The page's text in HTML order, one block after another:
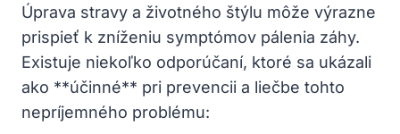
Úprava stravy a životného štýlu môže výrazne
prispieť k zníženiu symptómov pálenia záhy.
Existuje niekoľko odporúčaní, ktoré sa ukázali
ako **účinné** pri prevencii a liečbe tohto
nepríjemného problému: